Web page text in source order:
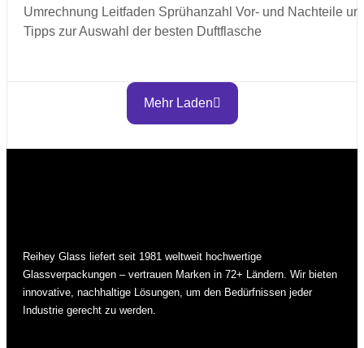
Umrechnung Leitfaden Sprühanzahl Vor- und Nachteile
Tipps zur Auswahl der besten Duftflasche
Mehr Laden
Reihey Glass liefert seit 1981 weltweit hochwertige
Glassverpackungen – vertrauen Marken in 72+ Ländern. Wir bieten
innovative, nachhaltige Lösungen, um den Bedürfnissen jeder
Industrie gerecht zu werden.